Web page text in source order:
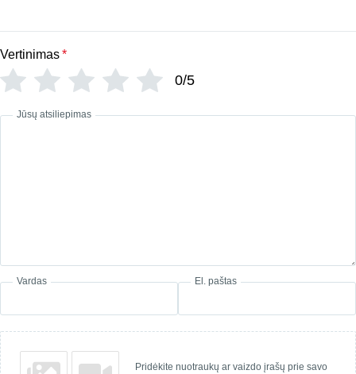
Vertinimas*
0/5
Jūsų atsiliepimas
Vardas El. paštas
Pridėkite nuotraukų ar vaizdo įrašų prie savo